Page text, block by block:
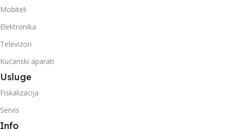
Mobiteli
Elektronika
Televizori
Kućanski aparati
Usluge
Fiskalizacija
Servis
Info